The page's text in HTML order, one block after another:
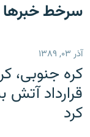
بازگشت
اصلی
رفتن
صفحه
جستجو
ایران
رادیو
انتخاب کنید و بشنوید
برنامه‌های رادیویی
پادکست
چندرسانه‌ای
سرخط‌ خبرها
آذر ۰۳, ۱۳۸۹
کره جنوبی،
قرارداد
کرد